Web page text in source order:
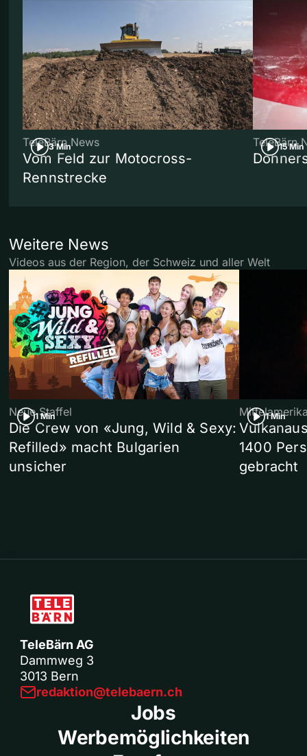
3 Min
TeleBärn News
Vom Feld zur Motocross-
Rennstrecke
15 Min
TeleBärn
Weitere News
Videos aus der Region, der Schweiz und aller Welt
1 Min
Neue Staffel
Die Crew von «Jung, Wild & Sexy:
Refilled» macht Bulgarien
unsicher
1 Min
1400
gebracht
TeleBärn AG
Dammweg 3
3013 Bern
redaktion@telebaern.ch
Jobs
Werbemöglichkeiten